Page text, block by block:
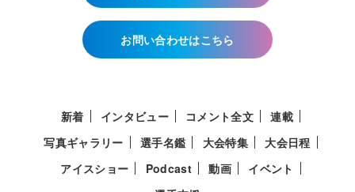
お問い合わせはこちら
新着 インタビュー コメント全文
連載
写真ギャラリー
選手名鑑 大会特集
大会日程
アイスショー
Podcast 動画
イベント